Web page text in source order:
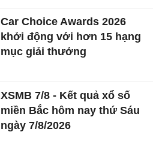
Car Choice Awards 2026
khởi động với hơn 15 hạng
mục giải thưởng
XSMB 7/8 - Kết quả xổ số
miền Bắc hôm nay thứ Sáu
ngày 7/8/2026